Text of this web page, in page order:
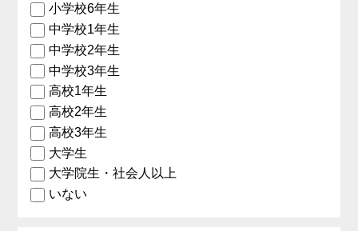
小学校6年生
中学校1年生
中学校2年生
中学校3年生
高校1年生
高校2年生
高校3年生
大学生
大学院生・社会人以上
いない